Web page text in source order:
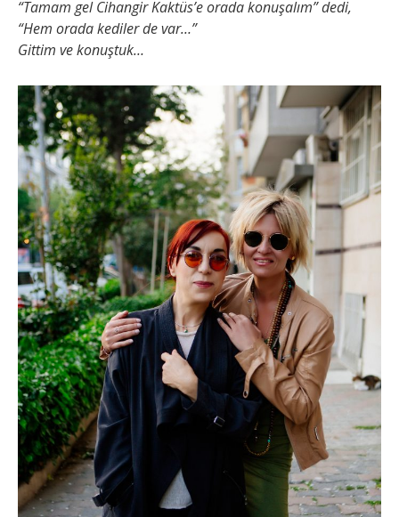
“Tamam gel Cihangir Kaktüs’e orada konuşalım” dedi,
“Hem orada kediler de var…”
Gittim ve konuştuk…